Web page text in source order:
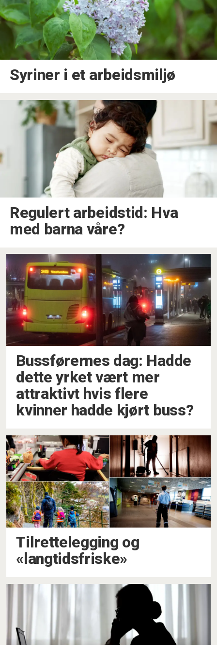
Syriner i et arbeidsmiljø
Regulert arbeidstid: Hva
med barna våre?
Bussførernes dag: Hadde
dette yrket vært mer
attraktivt hvis flere
kvinner hadde kjørt buss?
Tilrettelegging og
«langtidsfriske»